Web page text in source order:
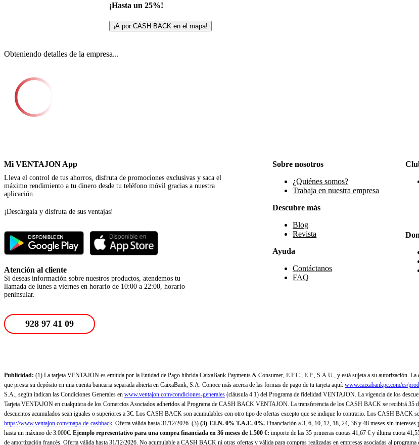
¡Hasta un 25%!
¡A por CASH BACK en el mapa!
Obteniendo detalles de la empresa...
Mi VENTAJON App
Lleva el control de tus ahorros, disfruta de promociones exclusivas y saca el
máximo rendimiento a tu dinero desde tu teléfono móvil gracias a nuestra
aplicación.
¡Descárgala y disfruta de sus ventajas!
Atención al cliente
Si deseas información sobre nuestros productos, atendemos tu
llamada de lunes a viernes en horario de 10:00 a 22:00, horario
peninsular.
Sobre nosotros
¿Quiénes somos?
Trabaja en nuestra empresa
Descubre más
Blog
Revista
Ayuda
Contáctanos
FAQ
928 97 41 09
Publicidad: (1) La tarjeta VENTAJON es emitida por la Entidad de Pago híbrida CaixaBank Payments & Consumer, E.F.C., E.P., S.A.U., y está sujeta a su autorización.
que presta su depósito en una cuenta bancaria separada abierta en CaixaBank, S.A. Conoce más acerca de las formas de pago de tu tarjeta aquí: www.caixabankpc.com/es/
S.A., según indican las Condiciones Generales en www.ventajon.com/condiciones-generales (cláusula 4.1) del Programa de fidelidad VENTAJON. La vigencia de los
Tarjeta VENTAJON en cualquiera de los Comercios Asociados adheridos al Programa de CASH BACK VENTAJON. La transferencia de los CASH BACK se recibirá 35
descuentos acumulados sean iguales o superiores a 3€. Los CASH BACK son acumulables con otro tipo de ofertas excepto que se indique lo contrario. Los CASH BACK
https://www.ventajon.com/mapa-de-cashback. Oferta válida hasta 31/12/2026. (3) (3) T.I.N. 0% T.A.E. 0%. Financiación a 3, 6, 10, 12, 18, 24, 36 y 48 meses sin
hasta un máximo de 3.000€. Ejemplo representativo para una compra financiada en 36 meses de 1.500 €: importe de las 35 primeras cuotas 41,67 € y última cuota
de amortización francés. Oferta válida hasta 31/12/2026. No acumulable a CASH BACK ni otras ofertas y válida para compras realizadas en empresas asociadas al